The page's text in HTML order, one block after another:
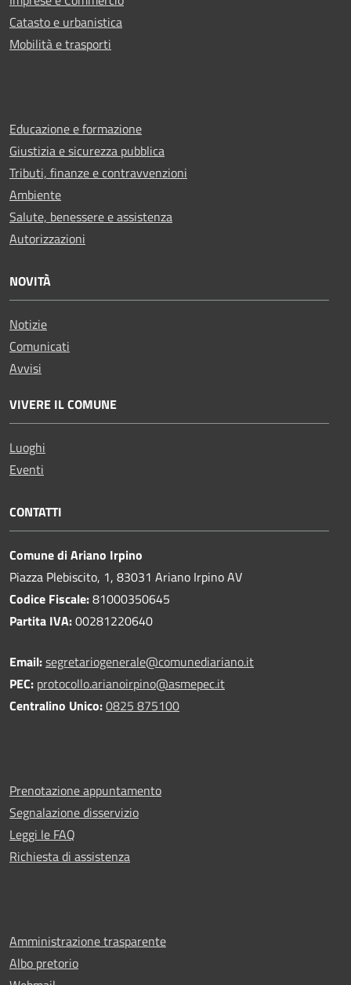
Catasto e urbanistica
Mobilità e trasporti
Educazione e formazione
Giustizia e sicurezza pubblica
Tributi, finanze e contravvenzioni
Ambiente
Salute, benessere e assistenza
Autorizzazioni
NOVITÀ
Notizie
Comunicati
Avvisi
VIVERE IL COMUNE
Luoghi
Eventi
CONTATTI
Comune di Ariano Irpino
Piazza Plebiscito, 1, 83031 Ariano Irpino AV
Codice Fiscale:81000350645
Partita IVA:00281220640
Email:segretariogenerale@comunediariano.it
PEC: protocollo.arianoirpino@asmepec.it
Centralino Unico:0825 875100
Prenotazione appuntamento
Segnalazione disservizio
Leggi le FAQ
Richiesta di assistenza
Amministrazione trasparente
Albo pretorio